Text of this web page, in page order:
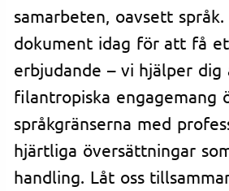
samarbeten, oavsett
dokument idag för att få
erbjudande – vi hjälper
filantropiska engagemang
språkgränserna med
hjärtliga översättningar
handling. Låt oss